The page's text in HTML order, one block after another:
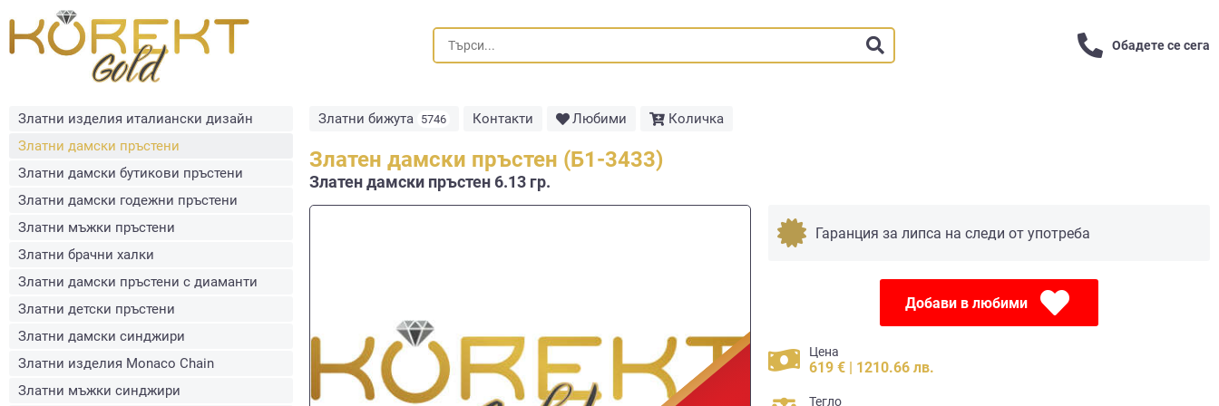
Обадете се сега
Златни изделия италиански дизайн
Златни дамски пръстени
Златни дамски бутикови пръстени
Златни дамски годежни пръстени
Златни мъжки пръстени
Златни брачни халки
Златни дамски пръстени с диаманти
Златни детски пръстени
Златни дамски синджири
Златни изделия Monaco Chain
Златни мъжки синджири
Златни бижута 5746 Контакти Любими Количка
Златен дамски пръстен (Б1-3433)
Златен дамски пръстен 6.13 гр.
Гаранция за липса на следи от употреба
Добави в любими
Цена
619 € | 1210.66 лв.
Тегло